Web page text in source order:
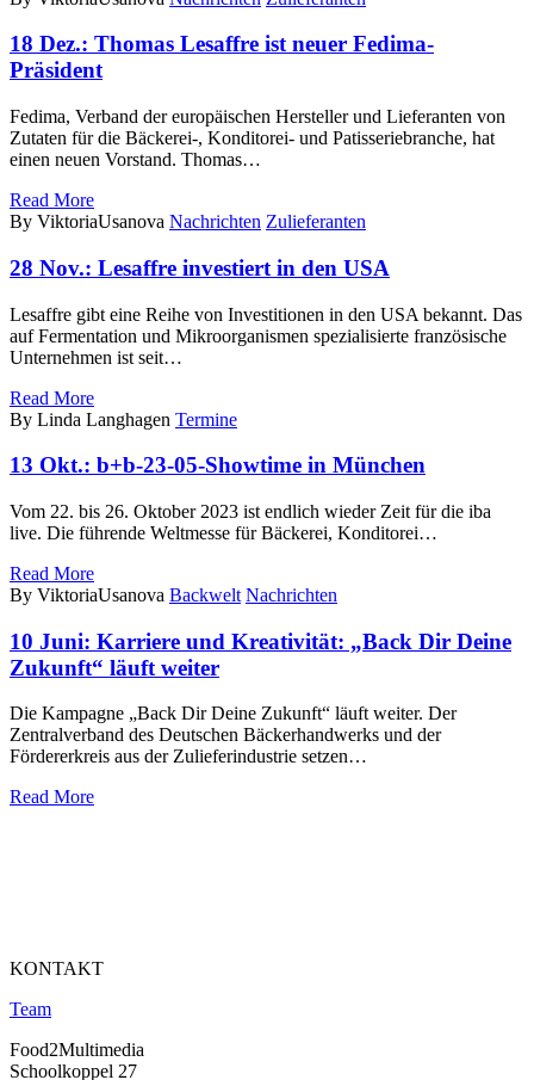
18 Dez.: Thomas Lesaffre ist neuer Fedima-
Präsident
Fedima, Verband der europäischen Hersteller und Lieferanten von
Zutaten für die Bäckerei-, Konditorei- und Patisseriebranche, hat
einen neuen Vorstand. Thomas…
Read More
By ViktoriaUsanova Nachrichten Zulieferanten
28 Nov.: Lesaffre investiert in den USA
Lesaffre gibt eine Reihe von Investitionen in den USA bekannt. Das
auf Fermentation und Mikroorganismen spezialisierte französische
Unternehmen ist seit…
Read More
By Linda Langhagen Termine
13 Okt.: b+b-23-05-Showtime in München
Vom 22. bis 26. Oktober 2023 ist endlich wieder Zeit für die iba
live. Die führende Weltmesse für Bäckerei, Konditorei…
Read More
By ViktoriaUsanova Backwelt Nachrichten
10 Juni: Karriere und Kreativität: „Back Dir Deine
Zukunft“ läuft weiter
Die Kampagne „Back Dir Deine Zukunft“ läuft weiter. Der
Zentralverband des Deutschen Bäckerhandwerks und der
Fördererkreis aus der Zulieferindustrie setzen…
Read More
KONTAKT
Team
Food2Multimedia
Schoolkoppel 27